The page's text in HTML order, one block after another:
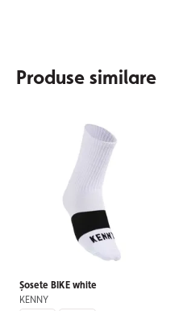
Produse similare
Șosete BIKE white
KENNY